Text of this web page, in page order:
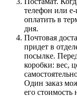
телефон или
оплатить в
дня.
Почтовая
придет в
посылке.
коробки: вес,
Один заказ
его